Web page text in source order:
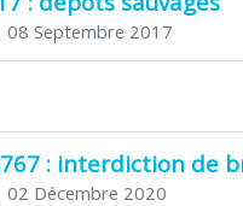
08 Septembre 2017
: interdiction de
02 Décembre 2020